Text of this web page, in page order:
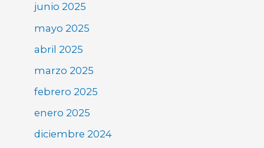
junio 2025
mayo 2025
abril 2025
marzo 2025
febrero 2025
enero 2025
diciembre 2024